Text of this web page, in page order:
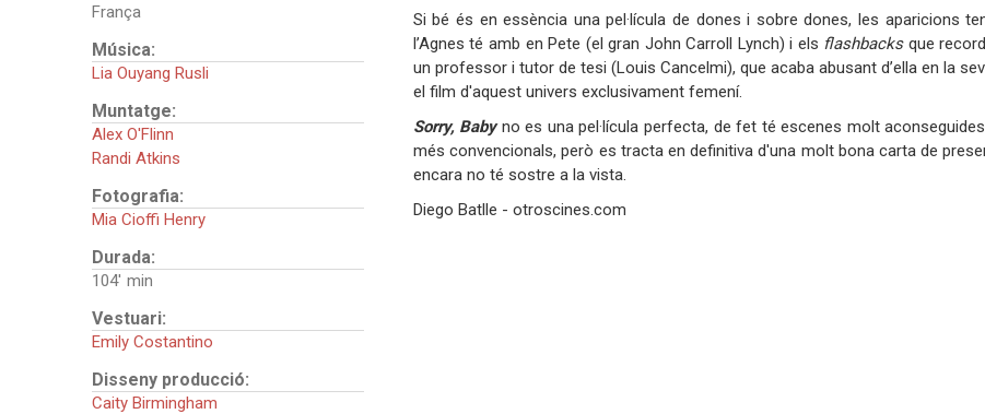
França
Música:
Lia Ouyang Rusli
Muntatge:
Alex O'Flinn
Randi Atkins
Fotografia:
Mia Cioffi Henry
Durada:
104'
Vestuari:
Emily Costantino
Disseny producció:
Caity Birmingham
Si bé és en essència una pel·lícula de dones i sobre dones, les aparicions
l’Agnes té amb en Pete (el gran John Carroll Lynch) i els flashbacksque
un professor i tutor de tesi (Louis Cancelmi), que acaba abusant d’ella en la
el film d'aquest univers exclusivament femení.
Sorry, Babyno es una pel·lícula perfecta, de fet té escenes molt
més convencionals, però es tracta en definitiva d'una molt bona carta de
encara no té sostre a la vista.
Diego Batlle - otroscines.com